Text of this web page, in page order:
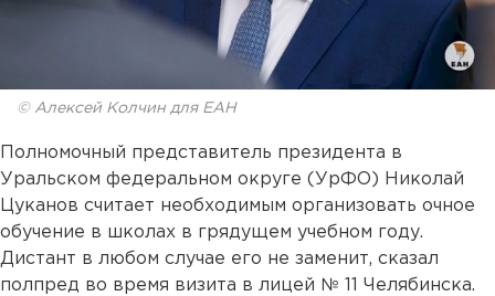
© Алексей Колчин для ЕАН
Полномочный представитель президента в
Уральском федеральном округе (УрФО) Николай
Цуканов считает необходимым организовать очное
обучение в школах в грядущем учебном году.
Дистант в любом случае его не заменит, сказал
полпред во время визита в лицей № 11 Челябинска.